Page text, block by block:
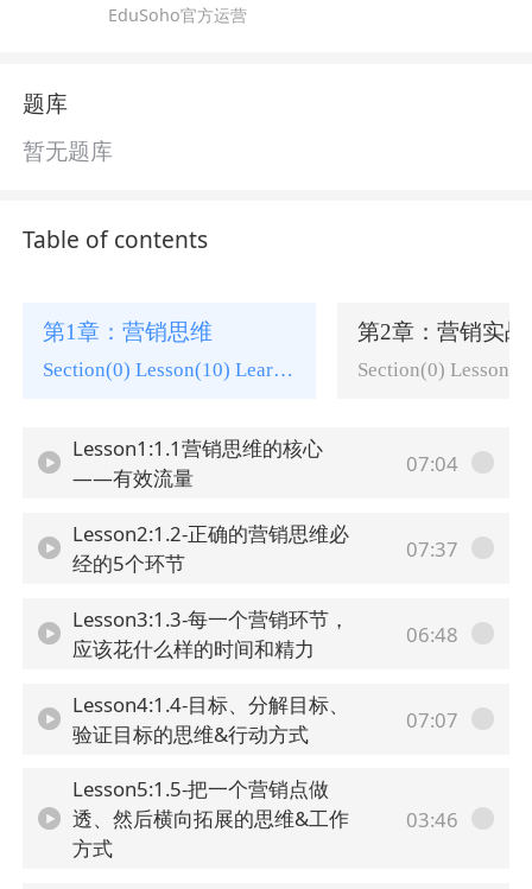
EduSoho官方运营
题库
暂无题库
Table of contents
第1章：营销思维
Section(0) Lesson(10) Learning tasks(0)
第2章：营销实战
Lesson1:1.1营销思维的核心
——有效流量
07:04
Lesson2:1.2-正确的营销思维必
经的5个环节
07:37
Lesson3:1.3-每一个营销环节，
应该花什么样的时间和精力
06:48
Lesson4:1.4-目标、分解目标、
验证目标的思维&行动方式
07:07
Lesson5:1.5-把一个营销点做
透、然后横向拓展的思维&工作
方式
03:46